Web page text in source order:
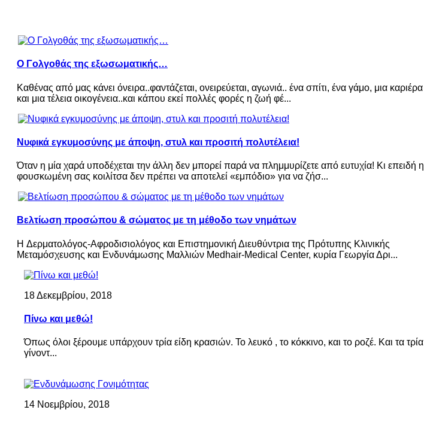
Ο Γολγοθάς της εξωσωματικής…
Καθένας από μας κάνει όνειρα..φαντάζεται, ονειρεύεται, αγωνιά.. ένα σπίτι, ένα γάμο, μια καριέρα
και μια τέλεια οικογένεια..και κάπου εκεί πολλές φορές η ζωή φέ...
Νυφικά εγκυμοσύνης με άποψη, στυλ και προσιτή πολυτέλεια!
Όταν η μία χαρά υποδέχεται την άλλη δεν μπορεί παρά να πλημμυρίζετε από ευτυχία! Κι επειδή η
φουσκωμένη σας κοιλίτσα δεν πρέπει να αποτελεί «εμπόδιο» για να ζήσ...
Βελτίωση προσώπου & σώματος με τη μέθοδο των νημάτων
H Δερματολόγος-Αφροδισιολόγος και Επιστημονική Διευθύντρια της Πρότυπης Κλινικής
Μεταμόσχευσης και Ενδυνάμωσης Μαλλιών Medhair-Medical Center, κυρία Γεωργία Δρι...
18 Δεκεμβρίου, 2018
Πίνω και μεθώ!
Όπως όλοι ξέρουμε υπάρχουν τρία είδη κρασιών. Το λευκό , το κόκκινο, και το ροζέ. Και τα τρία
γίνοντ...
14 Νοεμβρίου, 2018